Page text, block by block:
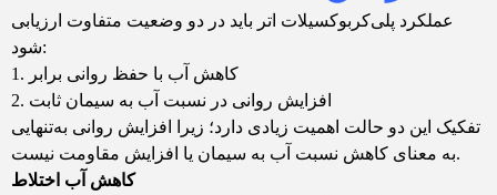
عملکرد پلی‌کربوکسیلات اتر باید در دو وضعیت متفاوت ارزیابی
شود:
کاهش آب با حفظ روانی برابر
افزایش روانی در نسبت آب به سیمان ثابت
تفکیک این دو حالت اهمیت زیادی دارد؛ زیرا افزایش روانی به‌تنهایی
به معنای کاهش نسبت آب به سیمان یا افزایش مقاومت نیست.
کاهش آب اختلاط